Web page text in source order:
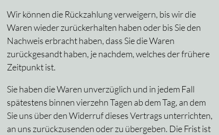
Wir können die Rückzahlung verweigern, bis wir die
Waren wieder zurückerhalten haben oder bis Sie den
Nachweis erbracht haben, dass Sie die Waren
zurückgesandt haben, je nachdem, welches der frühere
Zeitpunkt ist.
Sie haben die Waren unverzüglich und in jedem Fall
spätestens binnen vierzehn Tagen ab dem Tag, an dem
Sie uns über den Widerruf dieses Vertrags unterrichten,
an uns zurückzusenden oder zu übergeben. Die Frist ist